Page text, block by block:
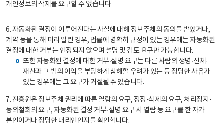
개인정보의 삭제를 요구할 수 없습니다.
6. 자동화된 결정이 이루어진다는 사실에 대해 정보주체의 동의를 받았거나,
계약 등을 통해 미리 알린 경우, 법률에 명확히 규정이 있는 경우에는 자동화된
결정에 대한 거부는 인정되지 않으며 설명 및 검토 요구만 가능합니다.
또한 자동화된 결정에 대한 거부·설명 요구는 다른 사람의 생명·신체·
재산과 그 밖의 이익을 부당하게 침해할 우려가 있는 등 정당한 사유가
있는 경우에는 그 요구가 거절될 수 있습니다.
7. 진흥원은 정보주체 권리에 따른 열람의 요구, 정정·삭제의 요구, 처리정지·
동의철회의 요구, 자동화된 결정 거부·설명 요구 시 열람 등 요구를 한 자가
본인이거나 정당한 대리인인지를 확인합니다.